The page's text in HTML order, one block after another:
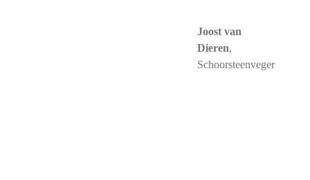
Joost van
Dieren,
Schoorsteenveger